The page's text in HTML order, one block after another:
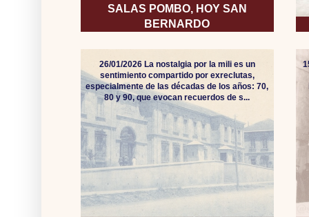
SALAS POMBO, HOY SAN
BERNARDO
26/01/2026 La nostalgia por la mili es un
sentimiento compartido por exreclutas,
especialmente de las décadas de los años: 70,
80 y 90, que evocan recuerdos de s...